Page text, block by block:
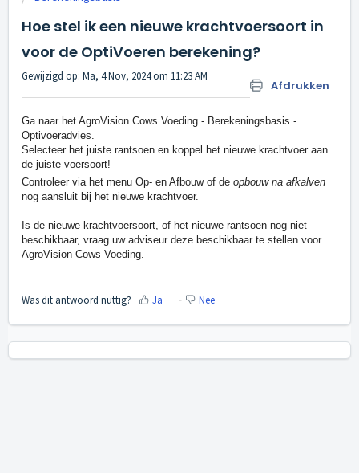
Hoe stel ik een nieuwe krachtvoersoort in
voor de OptiVoeren berekening?
Afdrukken
Gewijzigd op: Ma, 4 Nov, 2024 om 11:23 AM
Ga naar het AgroVision Cows Voeding - Berekeningsbasis -
Optivoeradvies.
Selecteer het juiste rantsoen en koppel het nieuwe krachtvoer aan
de juiste voersoort!
Controleer via het menu Op- en Afbouw of de opbouw na afkalven
nog aansluit bij het nieuwe krachtvoer.
Is de nieuwe krachtvoersoort, of het nieuwe rantsoen nog niet
beschikbaar, vraag uw adviseur deze beschikbaar te stellen voor
AgroVision Cows Voeding.
Was dit antwoord nuttig? Ja Nee